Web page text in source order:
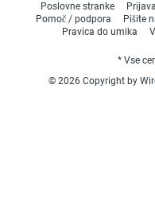
Poslovne stranke
Pomoč / podpora
Pišite
Pravica do umika
* Vse
© 2026 Copyright by